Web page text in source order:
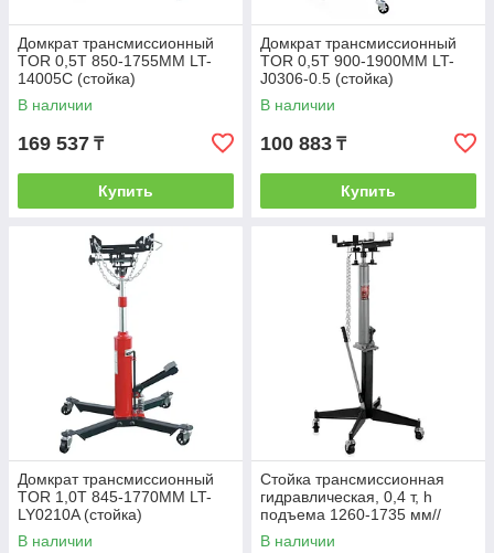
Домкрат трансмиссионный
TOR 0,5T 850-1755MM LT-
14005C (стойка)
В наличии
169 537 ₸
Купить
Домкрат трансмиссионный
TOR 0,5T 900-1900MM LT-
J0306-0.5 (стойка)
В наличии
100 883 ₸
Купить
Домкрат трансмиссионный
TOR 1,0T 845-1770MM LT-
LY0210A (стойка)
В наличии
Стойка трансмиссионная
гидравлическая, 0,4 т, h
подъема 1260-1735 мм//
Matrix
В наличии